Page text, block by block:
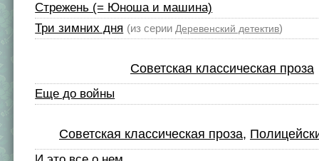
Стрежень (= Юноша и машина)
Три зимних дня (из серии Деревенский детектив)
Советская классическая проза
Еще до войны
Советская классическая проза,